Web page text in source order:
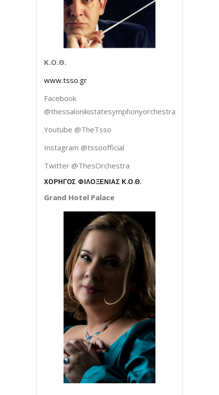
Κ.Ο.Θ.
www.tsso.gr
Facebook
@thessalonikistatesymphonyorchestra
Youtube @TheTsso
Instagram @tssoofficial
Twitter @ThesOrchestra
ΧΟΡΗΓΟΣ ΦΙΛΟΞΕΝΙΑΣ Κ.Ο.Θ.
Grand Hotel Palace